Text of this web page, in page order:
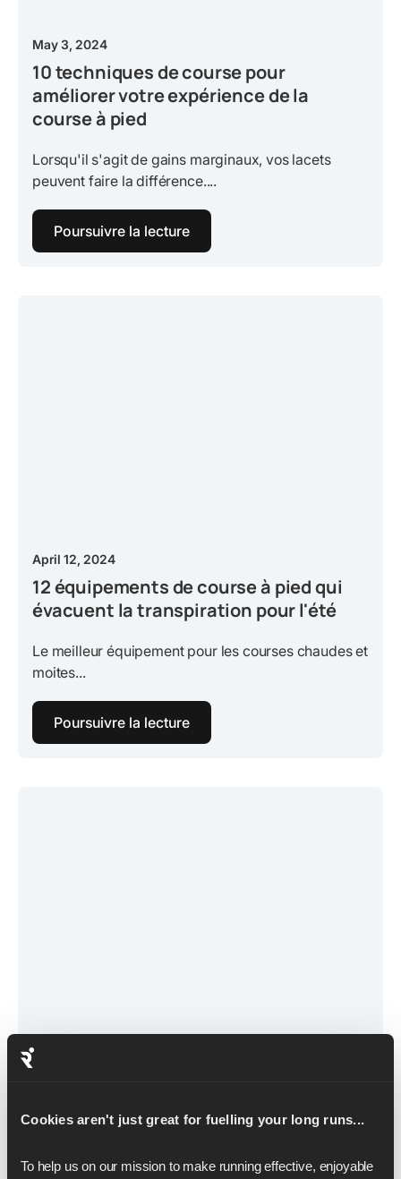
Cookies aren't just great for fuelling your long runs...
To help us on our mission to make running effective, enjoyable
May 3, 2024
10 techniques de course pour
améliorer votre expérience de la
course à pied
Lorsqu'il s'agit de gains marginaux, vos lacets
peuvent faire la différence....
Poursuivre la lecture
April 12, 2024
12 équipements de course à pied qui
évacuent la transpiration pour l'été
Le meilleur équipement pour les courses chaudes et
moites...
Poursuivre la lecture
April 5, 2024
celles-ci sont peut-être nos préférées.